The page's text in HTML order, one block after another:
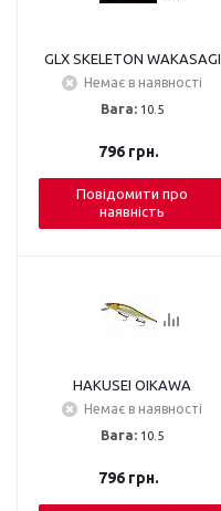
GLX SKELETON WAKASAGI
Немає в наявності
Вага: 10.5
796грн.
Повідомити про
наявність
HAKUSEI OIKAWA
Немає в наявності
Вага: 10.5
796грн.